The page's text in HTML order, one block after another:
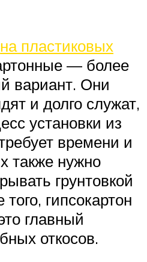
на пластиковых
— более
вариант. Они
и долго служат,
установки из
времени и
также нужно
грунтовкой
гипсокартон
главный
откосов.